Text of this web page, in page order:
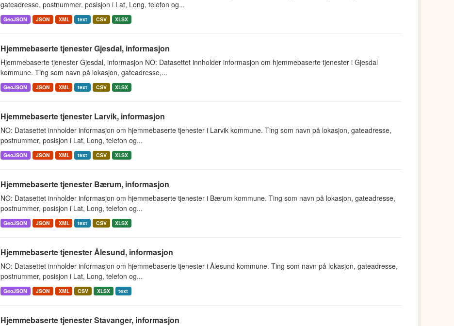
gateadresse, postnummer, posisjon i Lat, Long, telefon og...
GeoJSON JSON XML text CSV XLSX
Hjemmebaserte tjenester Gjesdal, informasjon
Hjemmebaserte tjenester Gjesdal, informasjon NO: Datasettet innholder informasjon om hjemmebaserte tjenester i Gjesdal
kommune. Ting som navn på lokasjon, gateadresse,...
GeoJSON JSON XML text CSV XLSX
Hjemmebaserte tjenester Larvik, informasjon
NO: Datasettet innholder informasjon om hjemmebaserte tjenester i Larvik kommune. Ting som navn på lokasjon, gateadresse,
postnummer, posisjon i Lat, Long, telefon og...
GeoJSON JSON XML text CSV XLSX
Hjemmebaserte tjenester Bærum, informasjon
NO: Datasettet innholder informasjon om hjemmebaserte tjenester i Bærum kommune. Ting som navn på lokasjon, gateadresse,
postnummer, posisjon i Lat, Long, telefon og...
GeoJSON JSON XML text CSV XLSX
Hjemmebaserte tjenester Ålesund, informasjon
NO: Datasettet innholder informasjon om hjemmebaserte tjenester i Ålesund kommune. Ting som navn på lokasjon, gateadresse,
postnummer, posisjon i Lat, Long, telefon og...
GeoJSON JSON XML CSV XLSX text
Hjemmebaserte tjenester Stavanger, informasjon